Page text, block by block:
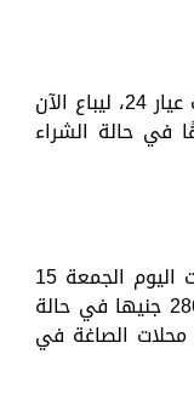
استقر صباح اليوم الجمعة سعر الذهب عيار 24، ليباع الآن
مقابل 3268 جنيهًا في حالة الشراء
يباع جرام الذهب عيار 21 خلال تعاملات اليوم الجمعة 15
ديسمبر، بسعر 2880 جنيهًا، مقابل 2860 جنيها في حالة
محلات الصاغة في